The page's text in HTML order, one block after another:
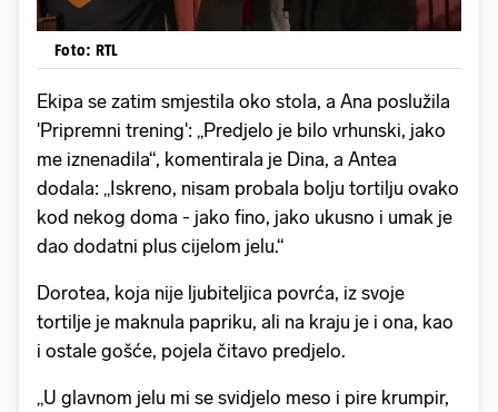
Foto: RTL
Ekipa se zatim smjestila oko stola, a Ana poslužila
'Pripremni trening': „Predjelo je bilo vrhunski, jako
me iznenadila“, komentirala je Dina, a Antea
dodala: „Iskreno, nisam probala bolju tortilju ovako
kod nekog doma - jako fino, jako ukusno i umak je
dao dodatni plus cijelom jelu.“
Dorotea, koja nije ljubiteljica povrća, iz svoje
tortilje je maknula papriku, ali na kraju je i ona, kao
i ostale gošće, pojela čitavo predjelo.
„U glavnom jelu mi se svidjelo meso i pire krumpir,